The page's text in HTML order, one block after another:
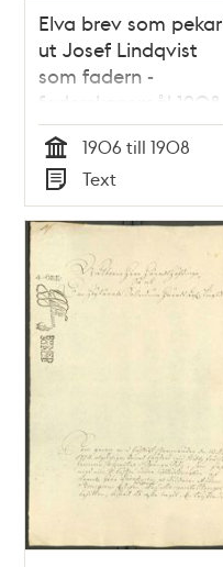
Elva brev som pekar
ut Josef Lindqvist
som fadern -
faderskapsmål 1908
Tid
1906 till 1908
Typ
Text